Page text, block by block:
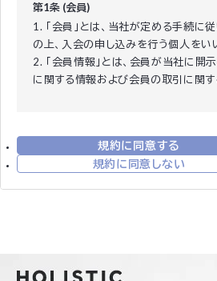
第1条 (会員)
1. 「会員」とは、当社が定める手続に
の上、入会の申し込みを行う個人をい
2. 「会員情報」とは、会員が当社に開
に関する情報および会員の取引に関
社が相応しくないと判断した方からの
規約に同意しない
規約に同意する